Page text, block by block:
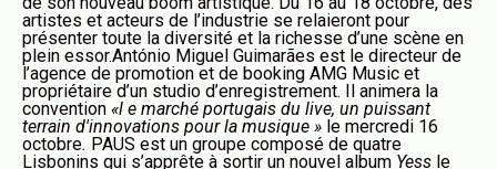
artistes et acteurs de l’industrie se relaieront pour
présenter toute la diversité et la richesse d’une scène en
plein essor.António Miguel Guimarães est le directeur de
l’agence de promotion et de booking AMG Music et
propriétaire d’un studio d’enregistrement. Il animera la
convention «l e marché portugais du live, un puissant
terrain d'innovations pour la musique » le mercredi 16
octobre. PAUS est un groupe composé de quatre
Lisbonins qui s’apprête à sortir un nouvel album Yess le